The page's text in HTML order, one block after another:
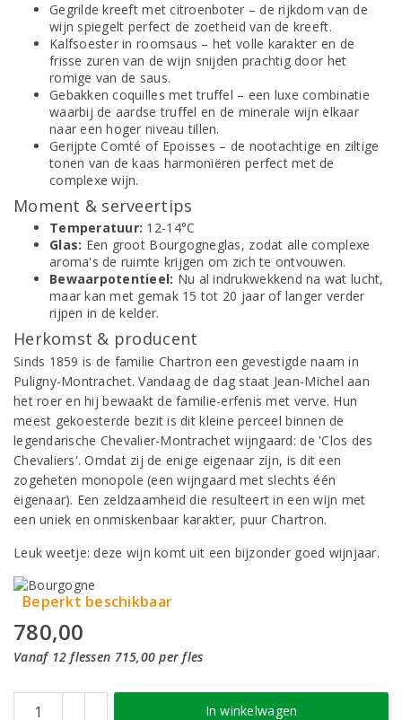
Gegrilde kreeft met citroenboter – de rijkdom van de
wijn spiegelt perfect de zoetheid van de kreeft.
Kalfsoester in roomsaus – het volle karakter en de
frisse zuren van de wijn snijden prachtig door het
romige van de saus.
Gebakken coquilles met truffel – een luxe combinatie
waarbij de aardse truffel en de minerale wijn elkaar
naar een hoger niveau tillen.
Gerijpte Comté of Epoisses – de nootachtige en ziltige
tonen van de kaas harmoniëren perfect met de
complexe wijn.
Moment & serveertips
Temperatuur: 12-14°C
Glas: Een groot Bourgogneglas, zodat alle complexe
aroma's de ruimte krijgen om zich te ontvouwen.
Bewaarpotentieel: Nu al indrukwekkend na wat lucht,
maar kan met gemak 15 tot 20 jaar of langer verder
rijpen in de kelder.
Herkomst & producent
Sinds 1859 is de familie Chartron een gevestigde naam in
Puligny-Montrachet. Vandaag de dag staat Jean-Michel aan
het roer en hij bewaakt de familie-erfenis met verve. Hun
meest gekoesterde bezit is dit kleine perceel binnen de
legendarische Chevalier-Montrachet wijngaard: de 'Clos des
Chevaliers'. Omdat zij de enige eigenaar zijn, is dit een
zogeheten monopole (een wijngaard met slechts één
eigenaar). Een zeldzaamheid die resulteert in een wijn met
een uniek en onmiskenbaar karakter, puur Chartron.
Leuk weetje: deze wijn komt uit een bijzonder goed wijnjaar.
Beperkt beschikbaar
780,00
Vanaf 12 flessen 715,00 per fles
In winkelwagen